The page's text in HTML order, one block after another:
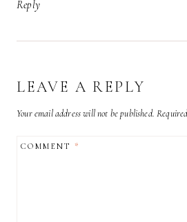
Reply
LEAVE A REPLY
Your email address will not be published.
COMMENT*